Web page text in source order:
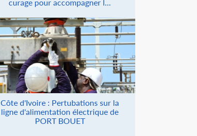
curage pour accompagner l...
Côte d'Ivoire : Pertubations sur la
ligne d'alimentation électrique de
PORT BOUET